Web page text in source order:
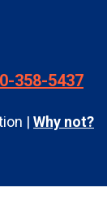
358-5437
Why not?